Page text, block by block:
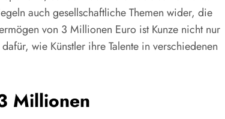
auch gesellschaftliche Themen wider, die
von 3 Millionen Euro ist Kunze nicht nur
wie Künstler ihre Talente in verschiedenen
Millionen